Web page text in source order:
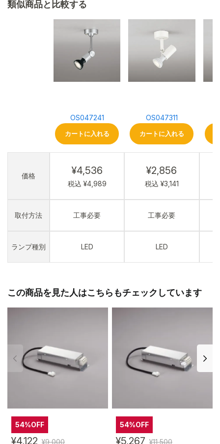
類似商品と比較する
価格
取付方法
ランプ種別
OS047241
カートに入れる
¥4,536
税込 ¥4,989
工事必要
LED
OS047311
カートに入れる
¥2,856
税込 ¥3,141
工事必要
LED
この商品を見た人はこちらもチェックしています
54%OFF
¥4,122 ¥9,000
54%OFF
¥5,267 ¥11,500